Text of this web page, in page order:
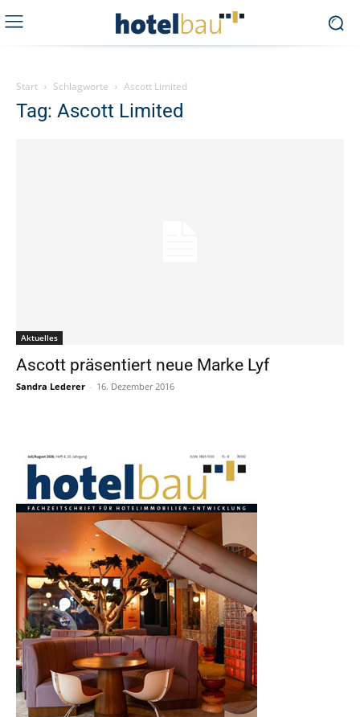
Start Schlagworte Ascott Limited
Tag: Ascott Limited
Aktuelles
Ascott präsentiert neue Marke Lyf
Sandra Lederer - 16. Dezember 2016